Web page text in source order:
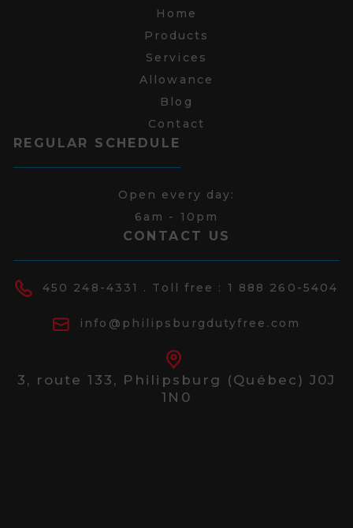
Home
Products
Services
Allowance
Blog
Contact
REGULAR SCHEDULE
Open every day:
6am - 10pm
CONTACT US
450 248-4331 . Toll free : 1 888 260-5404
info@philipsburgdutyfree.com
3, route 133, Philipsburg (Québec) J0J
1N0